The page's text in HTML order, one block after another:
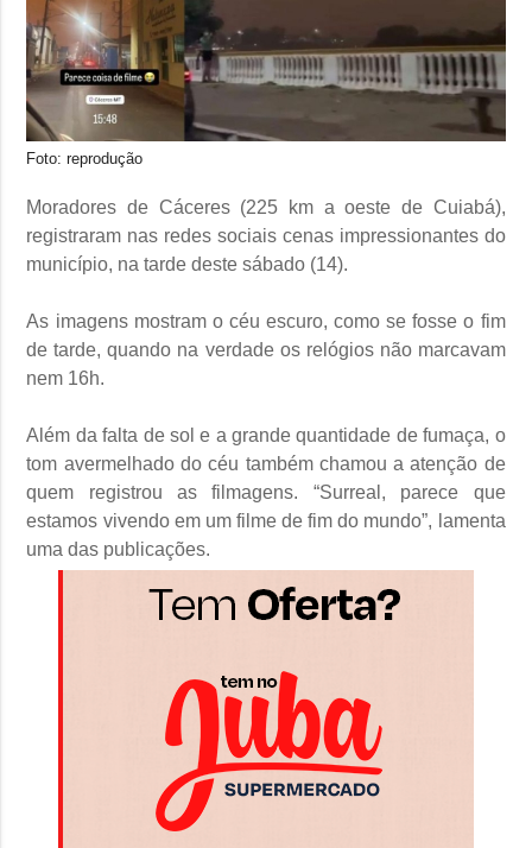
Foto: reprodução
Moradores de Cáceres (225 km a oeste de Cuiabá),
registraram nas redes sociais cenas impressionantes do
município, na tarde deste sábado (14).
As imagens mostram o céu escuro, como se fosse o fim
de tarde, quando na verdade os relógios não marcavam
nem 16h.
Além da falta de sol e a grande quantidade de fumaça, o
tom avermelhado do céu também chamou a atenção de
quem registrou as filmagens. “Surreal, parece que
estamos vivendo em um filme de fim do mundo”, lamenta
uma das publicações.